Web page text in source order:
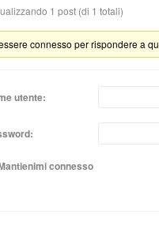
1 post (di 1 totali)
connesso per rispondere a
utente:
connesso